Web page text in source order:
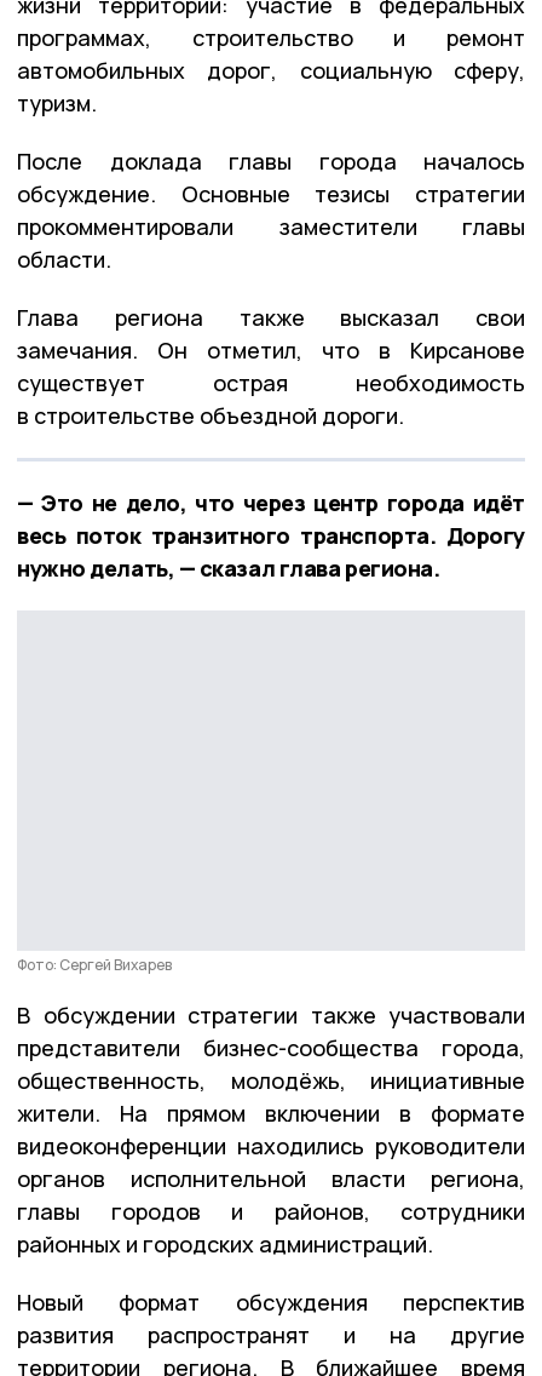
программах, строительство и ремонт
автомобильных дорог, социальную сферу,
туризм.
После доклада главы города началось
обсуждение. Основные тезисы стратегии
прокомментировали заместители главы
области.
Глава региона также высказал свои
замечания. Он отметил, что в Кирсанове
существует острая необходимость
в строительстве объездной дороги.
— Это не дело, что через центр города идёт
весь поток транзитного транспорта. Дорогу
нужно делать, — сказал глава региона.
Фото: Сергей Вихарев
В обсуждении стратегии также участвовали
представители бизнес-сообщества города,
общественность, молодёжь, инициативные
жители. На прямом включении в формате
видеоконференции находились руководители
органов исполнительной власти региона,
главы городов и районов, сотрудники
районных и городских администраций.
Новый формат обсуждения перспектив
развития распространят и на другие
территории региона. В ближайшее время